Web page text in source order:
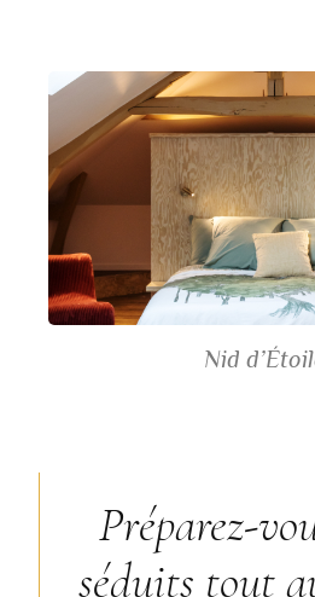
Nid
Préparez-
séduits tout